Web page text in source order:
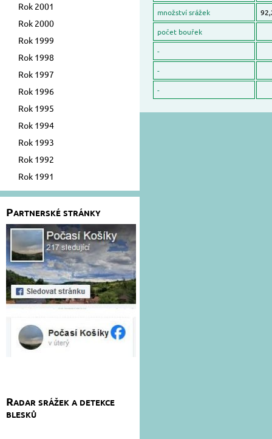
Rok 2001
Rok 2000
Rok 1999
Rok 1998
Rok 1997
Rok 1996
Rok 1995
Rok 1994
Rok 1993
Rok 1992
Rok 1991
Partnerské stránky
Radar srážek a detekce
blesků
množství srážek
počet bouřek
-
-
-